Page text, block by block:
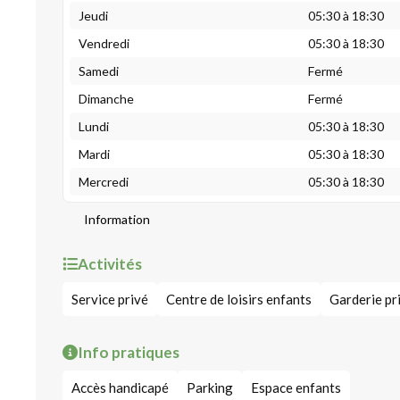
Jeudi
05:30 à 18:30
Vendredi
05:30 à 18:30
Samedi
Fermé
Dimanche
Fermé
Lundi
05:30 à 18:30
Mardi
05:30 à 18:30
Mercredi
05:30 à 18:30
Information
Activités
Service privé Centre de loisirs enfants Garderie
Info pratiques
Accès handicapé Parking Espace enfants